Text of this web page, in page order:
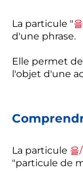
La particule "
d'une phrase.
Elle permet
l'objet d'une
La particule 을
"particule de